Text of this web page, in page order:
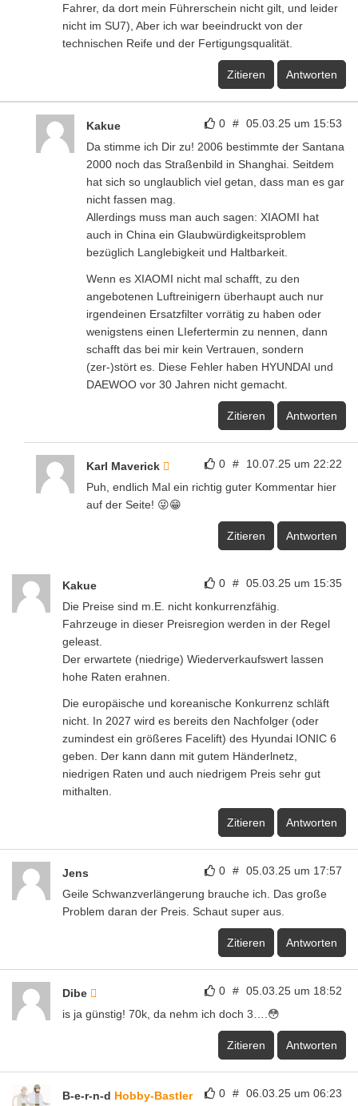
Fahrer, da dort mein Führerschein nicht gilt, und leider
nicht im SU7), Aber ich war beeindruckt von der
technischen Reife und der Fertigungsqualität.
Zitieren Antworten
0 # 05.03.25 um 15:53
Kakue
Da stimme ich Dir zu! 2006 bestimmte der Santana
2000 noch das Straßenbild in Shanghai. Seitdem
hat sich so unglaublich viel getan, dass man es gar
nicht fassen mag.
Allerdings muss man auch sagen: XIAOMI hat
auch in China ein Glaubwürdigkeitsproblem
bezüglich Langlebigkeit und Haltbarkeit.
Wenn es XIAOMI nicht mal schafft, zu den
angebotenen Luftreinigern überhaupt auch nur
irgendeinen Ersatzfilter vorrätig zu haben oder
wenigstens einen LIefertermin zu nennen, dann
schafft das bei mir kein Vertrauen, sondern
(zer-)stört es. Diese Fehler haben HYUNDAI und
DAEWOO vor 30 Jahren nicht gemacht.
Zitieren Antworten
0 # 10.07.25 um 22:22
Karl Maverick
Puh, endlich Mal ein richtig guter Kommentar hier
auf der Seite! 😜😁
Zitieren Antworten
0 # 05.03.25 um 15:35
Kakue
Die Preise sind m.E. nicht konkurrenzfähig.
Fahrzeuge in dieser Preisregion werden in der Regel
geleast.
Der erwartete (niedrige) Wiederverkaufswert lassen
hohe Raten erahnen.
Die europäische und koreanische Konkurrenz schläft
nicht. In 2027 wird es bereits den Nachfolger (oder
zumindest ein größeres Facelift) des Hyundai IONIC 6
geben. Der kann dann mit gutem Händerlnetz,
niedrigen Raten und auch niedrigem Preis sehr gut
mithalten.
Zitieren Antworten
0 # 05.03.25 um 17:57
Jens
Geile Schwanzverlängerung brauche ich. Das große
Problem daran der Preis. Schaut super aus.
Zitieren Antworten
0 # 05.03.25 um 18:52
Dibe
is ja günstig! 70k, da nehm ich doch 3….😳
Zitieren Antworten
0 # 06.03.25 um 06:23
B-e-r-n-d Hobby-Bastler